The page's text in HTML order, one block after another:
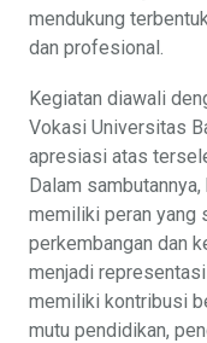
mendukung
dan profesional.
Kegiatan diawali
Vokasi Universitas
apresiasi atas
Dalam
memiliki peran yang
perkembangan dan
menjadi
memiliki kontribusi
mutu pendidikan,